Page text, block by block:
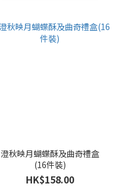
澄秋映月蝴蝶酥及曲奇禮盒
(16件裝)
HK$158.00